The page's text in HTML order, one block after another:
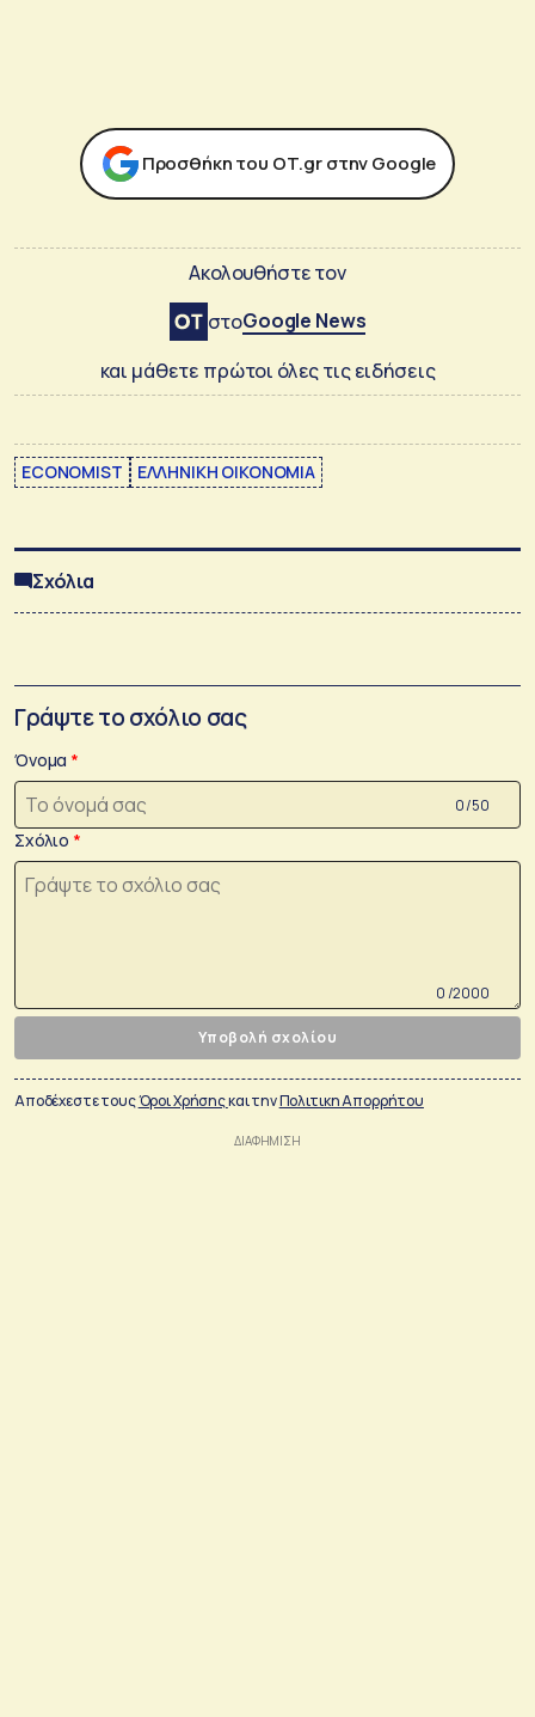
Προσθήκη του ΟΤ.gr στην Google
Ακολουθήστε τον
στοGoogle News
και μάθετε πρώτοι όλες τις ειδήσεις
ECONOMIST ΕΛΛΗΝΙΚΗ ΟΙΚΟΝΟΜΙΑ
Σχόλια
Γράψτε το σχόλιο σας
Όνομα
0 /50
Σχόλιο
0 /2000
Υποβολή σχολίου
Αποδέχεστε τουςΌροι Χρήσηςκαι τηνΠολιτικη Απορρήτου